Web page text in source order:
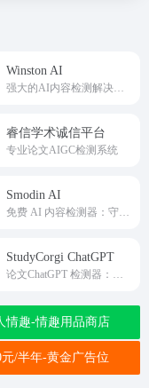
Winston AI
睿信学术诚信平台
专业论文AIGC检测系统
Smodin AI
StudyCorgi ChatGPT
情趣-情趣用品商店
元/半年-黄金广告位